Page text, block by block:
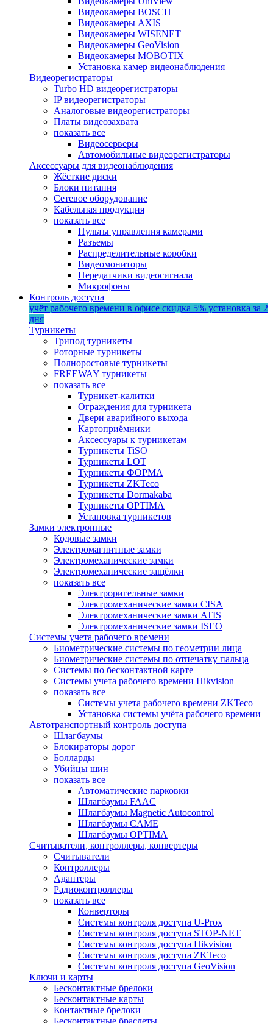
Видеокамеры BOSCH
Видеокамеры AXIS
Видеокамеры WISENET
Видеокамеры GeoVision
Видеокамеры MOBOTIX
Установка камер видеонаблюдения
Видеорегистраторы
Turbo HD видеорегистраторы
IP видеорегистраторы
Аналоговые видеорегистраторы
Платы видеозахвата
показать все
Видеосерверы
Автомобильные видеорегистраторы
Аксессуары для видеонаблюдения
Жёсткие диски
Блоки питания
Сетевое оборудование
Кабельная продукция
показать все
Пульты управления камерами
Разъемы
Распределительные коробки
Видеомониторы
Передатчики видеосигнала
Микрофоны
Контроль доступа
учёт рабочего времени в офисе скидка 5% установка за 2
дня
Турникеты
Трипод турникеты
Роторные турникеты
Полноростовые турникеты
FREEWAY турникеты
показать все
Турникет-калитки
Ограждения для турникета
Двери аварийного выхода
Картоприёмники
Аксессуары к турникетам
Турникеты TiSO
Турникеты LOT
Турникеты ФОРМА
Турникеты ZKTeco
Турникеты Dormakaba
Турникеты OPTIMA
Установка турникетов
Замки электронные
Кодовые замки
Электромагнитные замки
Электромеханические замки
Электромеханические защёлки
показать все
Электроригельные замки
Электромеханические замки CISA
Электромеханические замки ATIS
Электромеханические замки ISEO
Системы учета рабочего времени
Биометрические системы по геометрии лица
Биометрические системы по отпечатку пальца
Системы по бесконтактной карте
Системы учета рабочего времени Hikvision
показать все
Системы учета рабочего времени ZKTeco
Установка системы учёта рабочего времени
Автотранспортный контроль доступа
Шлагбаумы
Блокираторы дорог
Болларды
Убийцы шин
показать все
Автоматические парковки
Шлагбаумы FAAC
Шлагбаумы Magnetic Autocontrol
Шлагбаумы CAME
Шлагбаумы OPTIMA
Считыватели, контроллеры, конвертеры
Считыватели
Контроллеры
Адаптеры
Радиоконтроллеры
показать все
Конверторы
Системы контроля доступа U-Prox
Системы контроля доступа STOP-NET
Системы контроля доступа Hikvision
Системы контроля доступа ZKTeco
Системы контроля доступа GeoVision
Ключи и карты
Бесконтактные брелоки
Бесконтактные карты
Контактные брелоки
Бесконтактные браслеты